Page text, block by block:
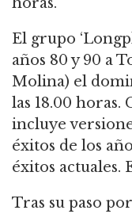
El grupo
años 80 y 90 a
Molina) el
las 18.00
incluye
éxitos de los
éxitos actuales.
Tras su paso